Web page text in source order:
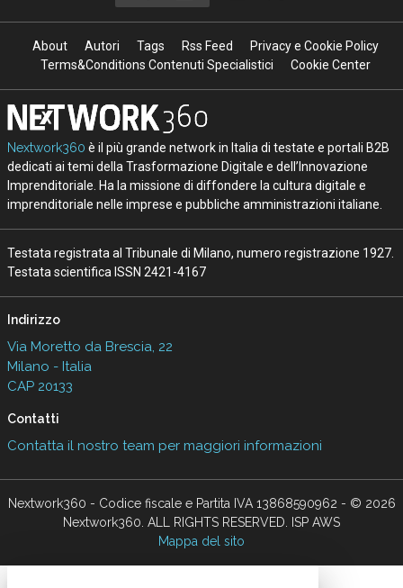
About Autori Tags Rss Feed
Privacy e Cookie Policy
Terms&Conditions Contenuti Specialistici
Cookie Center
Nextwork360 è il più grande network in Italia di testate e portali B2B
dedicati ai temi della Trasformazione Digitale e dell’Innovazione
Imprenditoriale. Ha la missione di diffondere la cultura digitale e
imprenditoriale nelle imprese e pubbliche amministrazioni italiane.
Testata registrata al Tribunale di Milano, numero registrazione 1927.
Testata scientifica ISSN 2421-4167
Indirizzo
Via Moretto da Brescia, 22
Milano - Italia
CAP 20133
Contatti
Contatta il nostro team per maggiori informazioni
Nextwork360 - Codice fiscale e Partita IVA 13868590962 - © 2026
Nextwork360. ALL RIGHTS RESERVED. ISP AWS
Mappa del sito